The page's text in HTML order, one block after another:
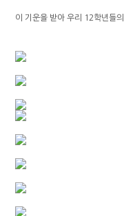
이 기운을 받아 우리 12학년들